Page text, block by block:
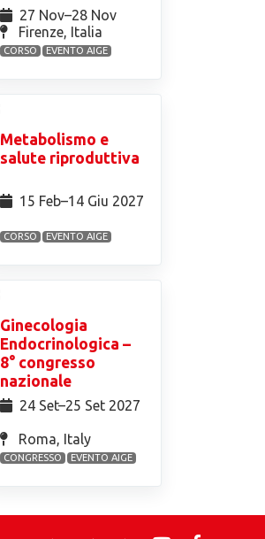
27 Nov⁠–28 Nov
Firenze, Italia
CORSO EVENTO AIGE
Metabolismo e
salute riproduttiva
15 Feb⁠–14 Giu 2027
CORSO EVENTO AIGE
Ginecologia
Endocrinologica –
8° congresso
nazionale
24 Set⁠–25 Set 2027
Roma, Italy
CONGRESSO EVENTO AIGE